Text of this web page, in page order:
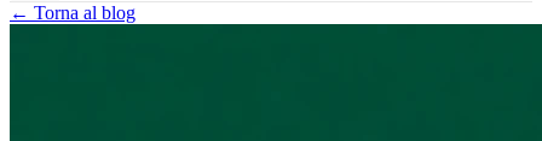
← Torna al blog